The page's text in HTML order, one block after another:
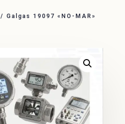
/ Galgas 19097 «NO-MAR»